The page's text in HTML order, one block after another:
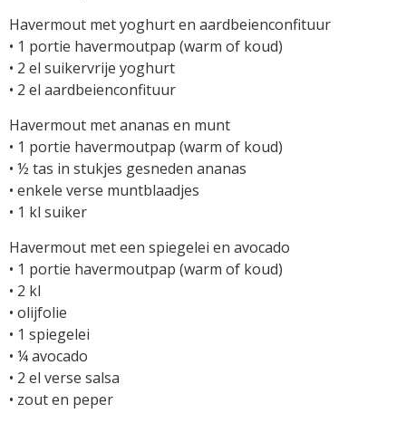
Havermout met yoghurt en aardbeienconfituur
• 1 portie havermoutpap (warm of koud)
• 2 el suikervrije yoghurt
• 2 el aardbeienconfituur
Havermout met ananas en munt
• 1 portie havermoutpap (warm of koud)
• ½ tas in stukjes gesneden ananas
• enkele verse muntblaadjes
• 1 kl suiker
Havermout met een spiegelei en avocado
• 1 portie havermoutpap (warm of koud)
• 2 kl
• olijfolie
• 1 spiegelei
• ¼ avocado
• 2 el verse salsa
• zout en peper